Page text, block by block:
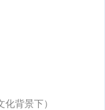
背景下）